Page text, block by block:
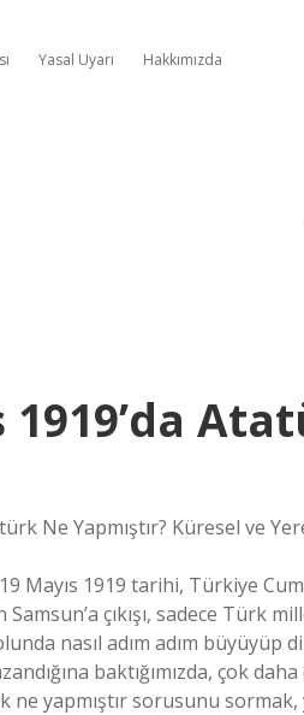
Yasal Uyarı Hakkımızda
1919’da
Ne Yapmıştır? Küresel ve
Mayıs 1919 tarihi, Türkiye
Samsun’a çıkışı, sadece
nasıl adım adım
baktığımızda, çok
ne yapmıştır sorusunu